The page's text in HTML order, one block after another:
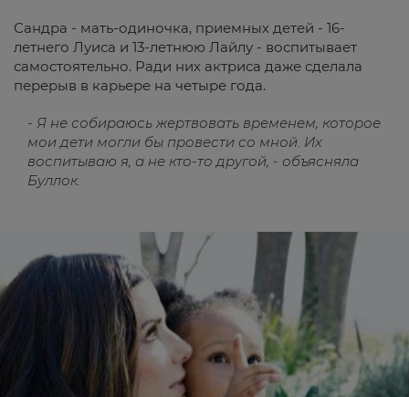
Сандра - мать-одиночка, приемных детей - 16-
летнего Луиса и 13-летнюю Лайлу - воспитывает
самостоятельно. Ради них актриса даже сделала
перерыв в карьере на четыре года.
- Я не собираюсь жертвовать временем, которое
мои дети могли бы провести со мной. Их
воспитываю я, а не кто-то другой, - объясняла
Буллок.